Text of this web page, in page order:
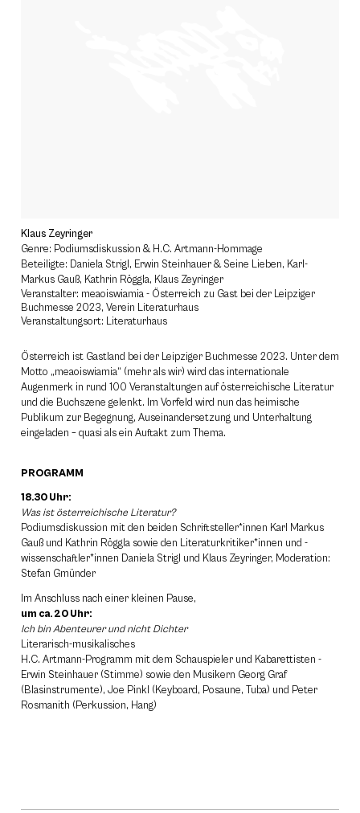
Klaus Zeyringer
Genre: Podiumsdiskussion & H.C. Artmann-Hommage
Beteiligte: Daniela Strigl, Erwin Steinhauer & Seine Lieben, Karl-
Markus Gauß, Kathrin Röggla, Klaus Zeyringer
Veranstalter: meaoiswiamia - Österreich zu Gast bei der Leipziger
Buchmesse 2023, Verein Literaturhaus
Veranstaltungsort: Literaturhaus
Österreich ist Gastland bei der Leipziger Buchmesse 2023. Unter dem
Motto „meaoiswiamia“ (mehr als wir) wird das internationale
Augenmerk in rund 100 Veranstaltungen auf österreichische Literatur
und die Buchszene gelenkt. Im Vorfeld wird nun das heimische
Publikum zur Begegnung, Auseinandersetzung und Unterhaltung
eingeladen – quasi als ein Auftakt zum Thema.
PROGRAMM
18.30 Uhr:
Was ist österreichische Literatur?
Podiumsdiskussion mit den beiden Schriftsteller*innen Karl Markus
Gauß und Kathrin Röggla sowie den Literaturkritiker*innen und -
wissenschaftler*innen Daniela Strigl und Klaus Zeyringer, Moderation:
Stefan Gmünder
Im Anschluss nach einer kleinen Pause,
um ca. 20 Uhr:
Ich bin Abenteurer und nicht Dichter
Literarisch-musikalisches
H.C. Artmann-Programm mit dem Schauspieler und Kabarettisten ­
Erwin Steinhauer (Stimme) sowie den Musikern Georg Graf
(Blasinstrumente), Joe Pinkl (Keyboard, Posaune, Tuba) und Peter
Rosmanith (Perkussion, Hang)